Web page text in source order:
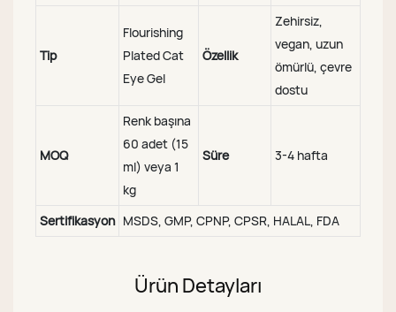
Tip
Flourishing
Plated Cat
Eye Gel
Özellik
Zehirsiz,
vegan, uzun
ömürlü, çevre
dostu
MOQ
Renk başına
60 adet (15
ml) veya 1
kg
Süre 3-4 hafta
Sertifikasyon MSDS, GMP, CPNP, CPSR, HALAL, FDA
Ürün Detayları